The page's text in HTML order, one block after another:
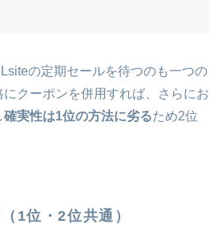
の定期セールを待つのも一つの
クーポンを併用すれば、さらにお
確実性は1位の方法に劣るため2位
1位・2位共通）